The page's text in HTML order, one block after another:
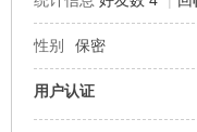
性别 保密
用户认证